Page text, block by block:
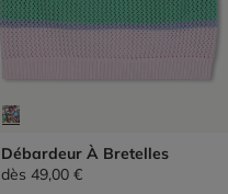
Débardeur À Bretelles
dès 49,00 €